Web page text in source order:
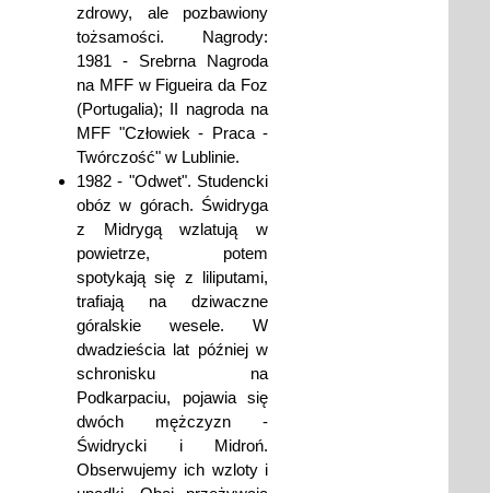
zdrowy, ale pozbawiony
tożsamości. Nagrody:
1981 - Srebrna Nagroda
na MFF w Figueira da Foz
(Portugalia); II nagroda na
MFF "Człowiek - Praca -
Twórczość" w Lublinie.
1982 - "Odwet". Studencki
obóz w górach. Świdryga
z Midrygą wzlatują w
powietrze, potem
spotykają się z liliputami,
trafiają na dziwaczne
góralskie wesele. W
dwadzieścia lat później w
schronisku na
Podkarpaciu, pojawia się
dwóch mężczyzn -
Świdrycki i Midroń.
Obserwujemy ich wzloty i